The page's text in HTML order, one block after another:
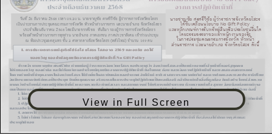
View in Full Screen